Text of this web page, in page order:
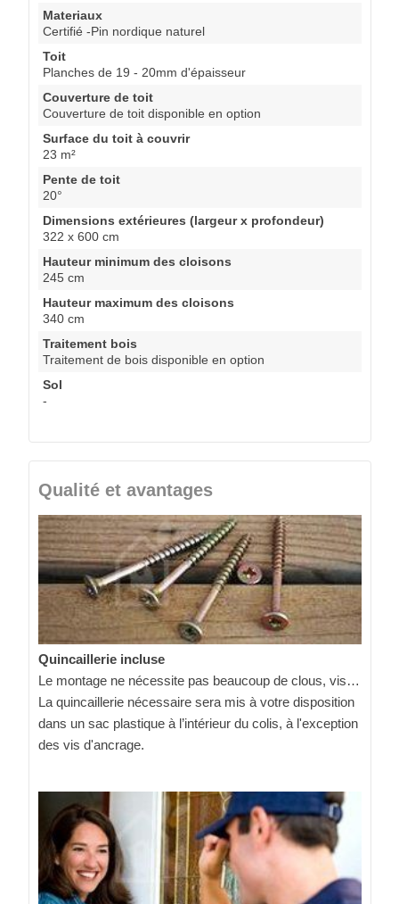
Materiaux
Certifié -Pin nordique naturel
Toit
Planches de 19 - 20mm d'épaisseur
Couverture de toit
Couverture de toit disponible en option
Surface du toit à couvrir
23 m²
Pente de toit
20°
Dimensions extérieures (largeur x profondeur)
322 x 600 cm
Hauteur minimum des cloisons
245 cm
Hauteur maximum des cloisons
340 cm
Traitement bois
Traitement de bois disponible en option
Sol
-
Qualité et avantages
Quincaillerie incluse
Le montage ne nécessite pas beaucoup de clous, vis…
La quincaillerie nécessaire sera mis à votre disposition
dans un sac plastique à l’intérieur du colis, à l'exception
des vis d'ancrage.